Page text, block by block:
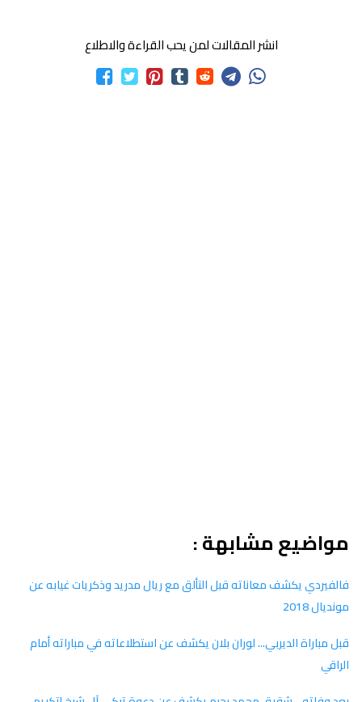
انشر المقالات لمن يحب القراءة والاطلاع
مواضيع مشابهة :
فالفيردي يكشف معاناته قبل التألق مع ريال مدريد وذكريات غيابه عن
مونديال 2018
قبل مباراة الديربي... لوران بلان يكشف عن استطلاعاته في مباراته أمام
الراقي